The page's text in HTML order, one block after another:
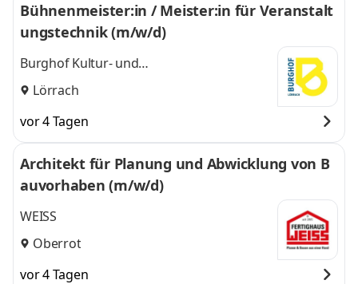
Bühnenmeister:in / Meister:in für Veranstalt
ungstechnik (m/w/d)
Burghof Kultur- und
Veranstaltungsgesellschaft mbH
Lörrach
vor 4 Tagen
Architekt für Planung und Abwicklung von B
auvorhaben (m/w/d)
WEISS
Oberrot
vor 4 Tagen